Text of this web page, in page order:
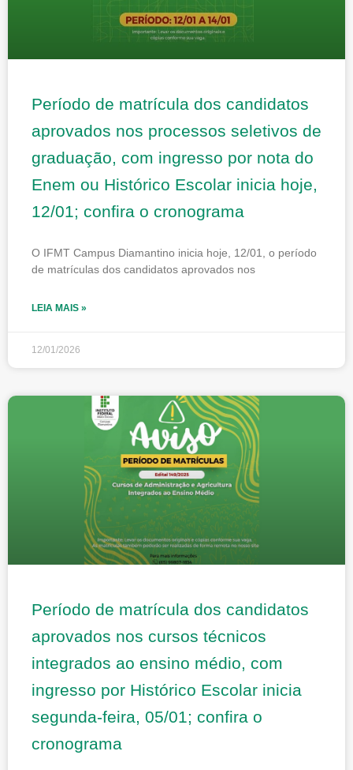
Período de matrícula dos candidatos
aprovados nos processos seletivos de
graduação, com ingresso por nota do
Enem ou Histórico Escolar inicia hoje,
12/01; confira o cronograma
O IFMT Campus Diamantino inicia hoje, 12/01, o período
de matrículas dos candidatos aprovados nos
LEIA MAIS »
12/01/2026
Período de matrícula dos candidatos
aprovados nos cursos técnicos
integrados ao ensino médio, com
ingresso por Histórico Escolar inicia
segunda-feira, 05/01; confira o
cronograma